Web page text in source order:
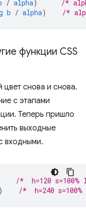
/ alpha )
/*
b / alpha) /*
функции CSS
снова и снова.
с этапами
Теперь пришло
выходные
входными.
/*  h=120
) /*  h=240